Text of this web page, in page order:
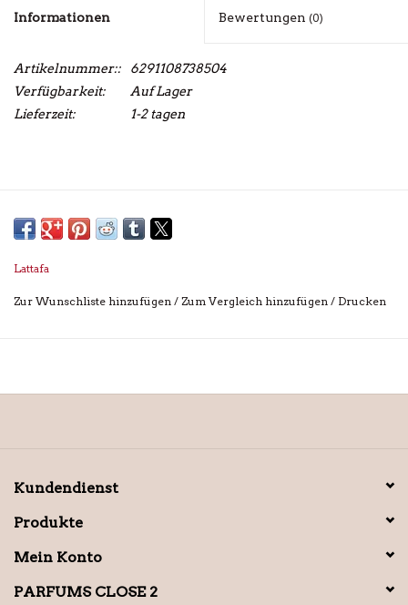
Informationen Bewertungen (0)
Artikelnummer::
6291108738504
Verfügbarkeit:
Auf Lager
Lieferzeit:
1-2 tagen
Lattafa
Zur Wunschliste hinzufügen / Zum Vergleich hinzufügen / Drucken
Kundendienst
Produkte
Mein Konto
PARFUMS CLOSE 2